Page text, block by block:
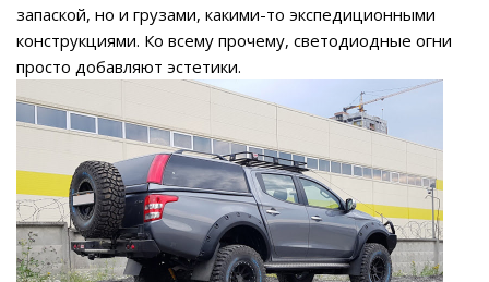
запаской, но и грузами, какими-то экспедиционными
конструкциями. Ко всему прочему, светодиодные огни
просто добавляют эстетики.